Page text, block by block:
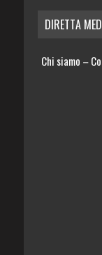
DIRETTA
Chi siamo –